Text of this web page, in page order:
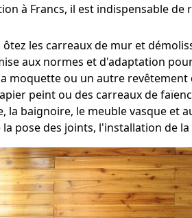
à Francs, il est indispensable
les carreaux de mur et
aux normes et d'adaptation
moquette ou un autre revêtement
peint ou des carreaux de
la baignoire, le meuble vasque et
pose des joints, l'installation de